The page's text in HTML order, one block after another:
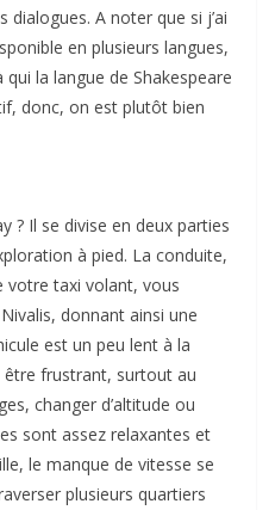
dialogues. A noter que si j’ai
en plusieurs langues,
la langue de Shakespeare
donc, on est plutôt bien
? Il se divise en deux parties
à pied. La conduite,
votre taxi volant, vous
donnant ainsi une
est un peu lent à la
frustrant, surtout au
changer d’altitude ou
sont assez relaxantes et
le manque de vitesse se
plusieurs quartiers